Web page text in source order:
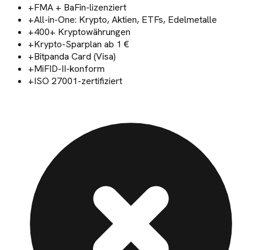
+FMA + BaFin-lizenziert
+All-in-One: Krypto, Aktien, ETFs, Edelmetalle
+400+ Kryptowährungen
+Krypto-Sparplan ab 1 €
+Bitpanda Card (Visa)
+MiFID-II-konform
+ISO 27001-zertifiziert